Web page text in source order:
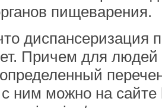
пищеварения.
диспансеризация
Причем для людей
ним можно на